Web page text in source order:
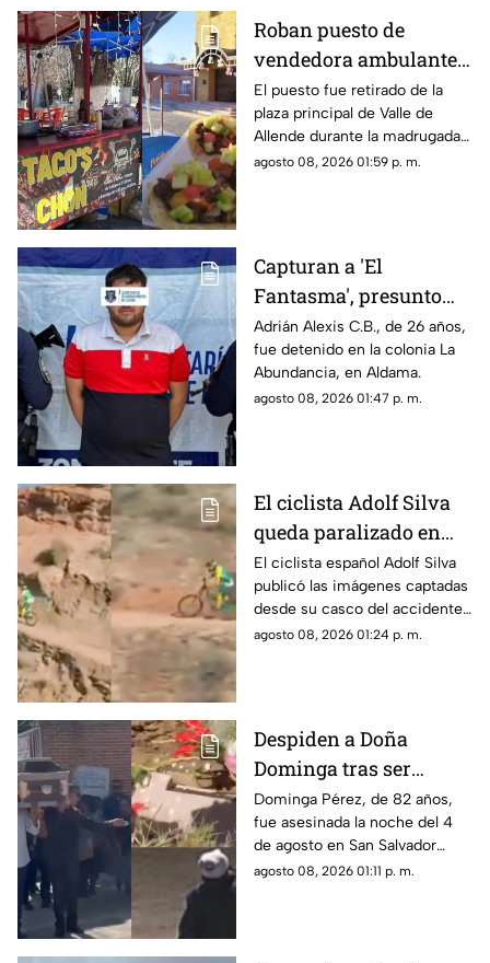
Roban puesto de
vendedora ambulante
en Valle de Allende;
piden ayuda para
localizarlo
El puesto fue retirado de la
plaza principal de Valle de
Allende durante la madrugada,
junto con el asador, carpa,
agosto 08, 2026 01:59 p. m.
Capturan a 'El
Fantasma', presunto
líder delictivo en
Aldama
Adrián Alexis C.B., de 26 años,
fue detenido en la colonia La
Abundancia, en Aldama.
agosto 08, 2026 01:47 p. m.
El ciclista Adolf Silva
queda paralizado en
vivo; liberan video del
brutal accidente
El ciclista español Adolf Silva
publicó las imágenes captadas
desde su casco del accidente
que sufrió durante el Red Bull
agosto 08, 2026 01:24 p. m.
Despiden a Doña
Dominga tras ser
asesinada por 90 pesos
en Amozoc
Dominga Pérez, de 82 años,
fue asesinada la noche del 4
de agosto en San Salvador
Chachapa, Amozoc, Puebla,
agosto 08, 2026 01:11 p. m.